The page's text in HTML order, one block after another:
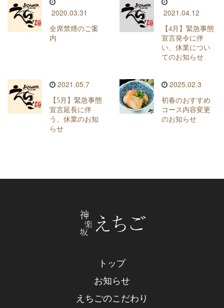
2020.03.31
全席禁煙のご案
内
2021.04.12
【4月】緊急事態
宣言発令に伴
い、休業につい
てのお知らせ
2021.05.7
【5月】緊急事態
宣言延長に伴
う、休業のお知
らせ
2025.02.3
初春のおすすめ
コース内容変更
のお知らせ
トップ
お知らせ
えちごのこだわり